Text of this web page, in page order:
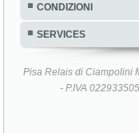
CONDIZIONI
SERVICES
Pisa Relais di Ciampolini
- P.IVA